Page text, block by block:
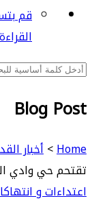
قم
Blog Post
Home
>أخبار
تقتحم حي وادي
اعتداءات و